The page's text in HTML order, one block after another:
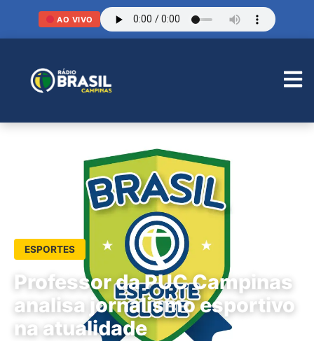
AO VIVO
ESPORTES
Professor da PUC Campinas
analisa jornalismo esportivo
na atualidade